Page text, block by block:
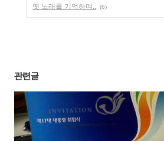
옛 노래를 기억하며.. (6)
관련글